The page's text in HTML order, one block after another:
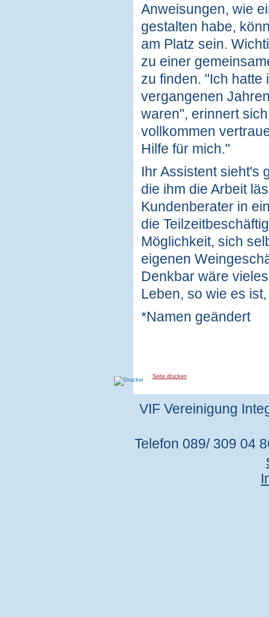
Anweisungen, wie
gestalten habe,
am Platz sein.
zu einer
zu finden. "Ich hatte
vergangenen
waren", erinnert
vollkommen
Hilfe für mich."
Ihr Assistent sieht's
die ihm die Arbeit
Kundenberater in
die
Möglichkeit, sich
eigenen
Denkbar wäre
Leben, so wie es
*Namen geändert
Seite drucken
VIF Vereinigung
Telefon 089/ 309 04